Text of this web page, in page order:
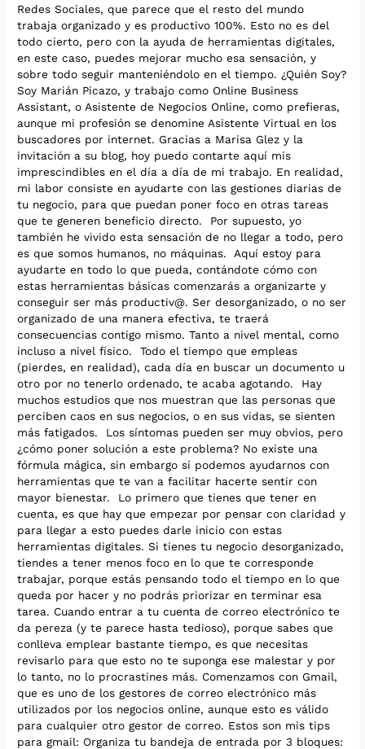
Redes Sociales, que parece que el resto del mundo
trabaja organizado y es productivo 100%. Esto no es del
todo cierto, pero con la ayuda de herramientas digitales,
en este caso, puedes mejorar mucho esa sensación, y
sobre todo seguir manteniéndolo en el tiempo. ¿Quién Soy?
Soy Marián Picazo, y trabajo como Online Business
Assistant, o Asistente de Negocios Online, como prefieras,
aunque mi profesión se denomine Asistente Virtual en los
buscadores por internet. Gracias a Marisa Glez y la
invitación a su blog, hoy puedo contarte aquí mis
imprescindibles en el día a día de mi trabajo. En realidad,
mi labor consiste en ayudarte con las gestiones diarias de
tu negocio, para que puedan poner foco en otras tareas
que te generen beneficio directo. Por supuesto, yo
también he vivido esta sensación de no llegar a todo, pero
es que somos humanos, no máquinas. Aquí estoy para
ayudarte en todo lo que pueda, contándote cómo con
estas herramientas básicas comenzarás a organizarte y
conseguir ser más productiv@. Ser desorganizado, o no ser
organizado de una manera efectiva, te traerá
consecuencias contigo mismo. Tanto a nivel mental, como
incluso a nivel físico. Todo el tiempo que empleas
(pierdes, en realidad), cada día en buscar un documento u
otro por no tenerlo ordenado, te acaba agotando. Hay
muchos estudios que nos muestran que las personas que
perciben caos en sus negocios, o en sus vidas, se sienten
más fatigados. Los síntomas pueden ser muy obvios, pero
¿cómo poner solución a este problema? No existe una
fórmula mágica, sin embargo sí podemos ayudarnos con
herramientas que te van a facilitar hacerte sentir con
mayor bienestar. Lo primero que tienes que tener en
cuenta, es que hay que empezar por pensar con claridad y
para llegar a esto puedes darle inicio con estas
herramientas digitales. Si tienes tu negocio desorganizado,
tiendes a tener menos foco en lo que te corresponde
trabajar, porque estás pensando todo el tiempo en lo que
queda por hacer y no podrás priorizar en terminar esa
tarea. Cuando entrar a tu cuenta de correo electrónico te
da pereza (y te parece hasta tedioso), porque sabes que
conlleva emplear bastante tiempo, es que necesitas
revisarlo para que esto no te suponga ese malestar y por
lo tanto, no lo procrastines más. Comenzamos con Gmail,
que es uno de los gestores de correo electrónico más
utilizados por los negocios online, aunque esto es válido
para cualquier otro gestor de correo. Estos son mis tips
para gmail: Organiza tu bandeja de entrada por 3 bloques: